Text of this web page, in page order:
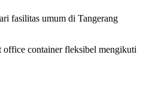
fasilitas umum di Tangerang
office container fleksibel mengikuti